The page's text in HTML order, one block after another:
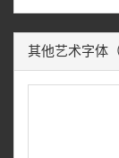
其他艺术字体